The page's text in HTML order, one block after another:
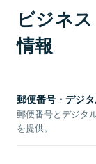
ビジネ
情報
郵便番号・デジ
郵便番号とデジタ
を提供。